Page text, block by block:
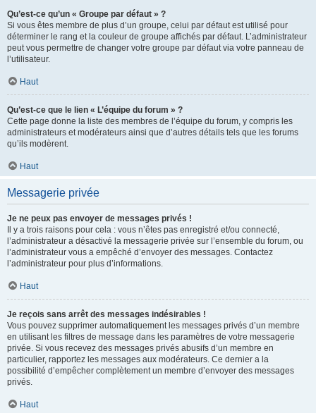
Qu’est-ce qu’un « Groupe par défaut » ?
Si vous êtes membre de plus d’un groupe, celui par défaut est utilisé pour
déterminer le rang et la couleur de groupe affichés par défaut. L’administrateur
peut vous permettre de changer votre groupe par défaut via votre panneau de
l’utilisateur.
Haut
Qu’est-ce que le lien « L’équipe du forum » ?
Cette page donne la liste des membres de l’équipe du forum, y compris les
administrateurs et modérateurs ainsi que d’autres détails tels que les forums
qu’ils modèrent.
Haut
Messagerie privée
Je ne peux pas envoyer de messages privés !
Il y a trois raisons pour cela : vous n’êtes pas enregistré et/ou connecté,
l’administrateur a désactivé la messagerie privée sur l’ensemble du forum, ou
l’administrateur vous a empêché d’envoyer des messages. Contactez
l’administrateur pour plus d’informations.
Haut
Je reçois sans arrêt des messages indésirables !
Vous pouvez supprimer automatiquement les messages privés d’un membre
en utilisant les filtres de message dans les paramètres de votre messagerie
privée. Si vous recevez des messages privés abusifs d’un membre en
particulier, rapportez les messages aux modérateurs. Ce dernier a la
possibilité d’empêcher complètement un membre d’envoyer des messages
privés.
Haut